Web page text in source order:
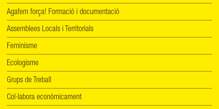
Agafem força! Formació i documentació
Assemblees Locals i Territorials
Feminisme
Ecologisme
Grups de Treball
Col·labora econòmicament